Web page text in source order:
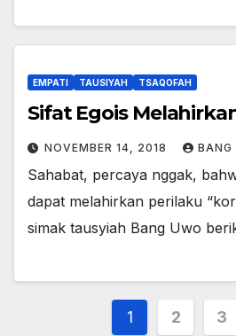
EMPATI TAUSIYAH TSAQOFAH
Sifat Egois
NOVEMBER 14, 2018 BANG
Sahabat, percaya nggak,
dapat melahirkan perilaku
simak tausyiah Bang Uwo
Posts
1 2 3